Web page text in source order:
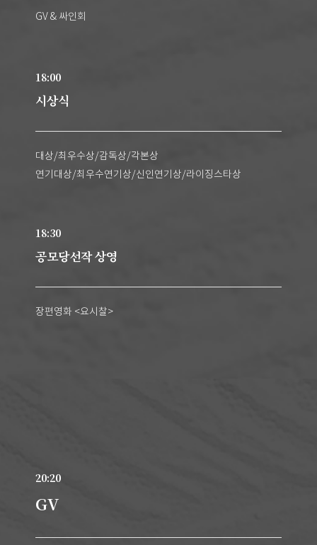
GV & 싸인회
18:00
시상식
대상/최우수상/감독상/각본상
연기대상/최우수연기상/신인연기상/라이징스타상
18:30
공모당선작 상영
장편영화 <요시찰>
20:20
GV